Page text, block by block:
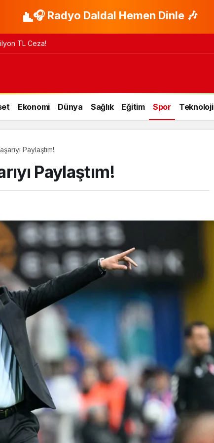
🎧 Radyo Daldal Hemen Dinle 🎶
TL Ceza!
Ekonomi Dünya Sağlık Eğitim Spor Teknoloji
Paylaştım!
Paylaştım!
Tartışması
Son Dakika
Çaykur Rizespor, Beşiktaş’ı
Ağırlıyor!